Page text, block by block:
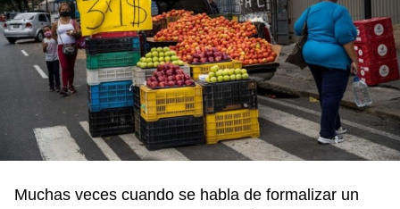
Muchas veces cuando se habla de formalizar un